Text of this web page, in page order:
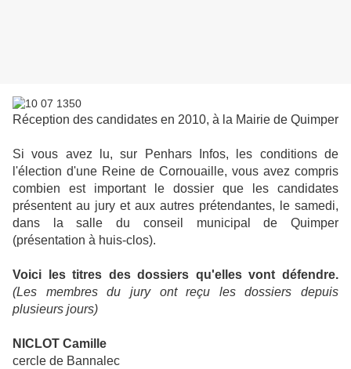
Réception des candidates en 2010, à la Mairie de Quimper
Si vous avez lu, sur Penhars Infos, les conditions de
l'élection d'une Reine de Cornouaille, vous avez compris
combien est important le dossier que les candidates
présentent au jury et aux autres prétendantes, le samedi,
dans la salle du conseil municipal de Quimper
(présentation à huis-clos).
Voici les titres des dossiers qu'elles vont défendre.
(Les membres du jury ont reçu les dossiers depuis
plusieurs jours)
NICLOT Camille
cercle de Bannalec